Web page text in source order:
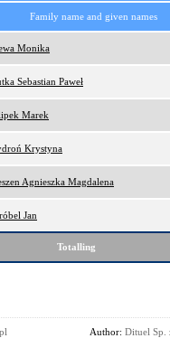
Family name and given names
Monika
Sebastian Paweł
Marek
Krystyna
Agnieszka Magdalena
Jan
Totalling
Author: Dituel Sp.